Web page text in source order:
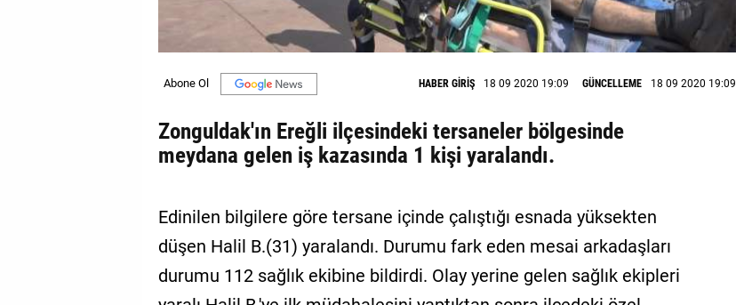
HABER GİRİŞ 18 09 2020 19:09 GÜNCELLEME 18 09 2020 19:09
Zonguldak'ın Ereğli ilçesindeki tersaneler bölgesinde
meydana gelen iş kazasında 1 kişi yaralandı.
Edinilen bilgilere göre tersane içinde çalıştığı esnada yüksekten
düşen Halil B.(31) yaralandı. Durumu fark eden mesai arkadaşları
durumu 112 sağlık ekibine bildirdi. Olay yerine gelen sağlık ekipleri